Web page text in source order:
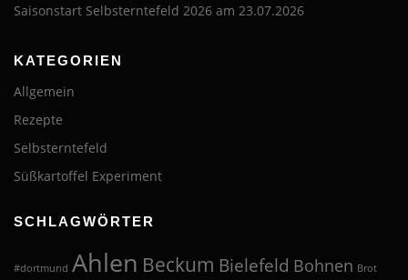
Saisonstart Selbsterntefeld 2026 am 23.07.2026
KATEGORIEN
Allgemein
Rezepte
Selbsterntefeld
Süßkartoffel Experiment
SCHLAGWÖRTER
#dortmund Ahlen Beckum Bielefeld Bohnen Brot